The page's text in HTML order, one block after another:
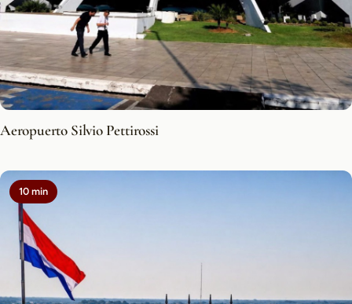
Aeropuerto Silvio Pettirossi
10 min